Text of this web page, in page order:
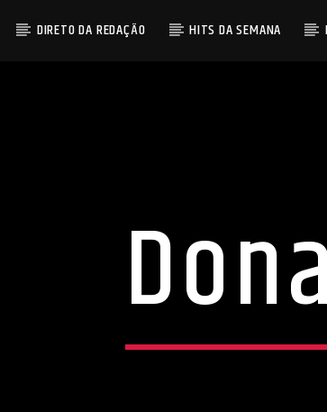
DIRETO DA REDAÇÃO HITS DA SEMANA